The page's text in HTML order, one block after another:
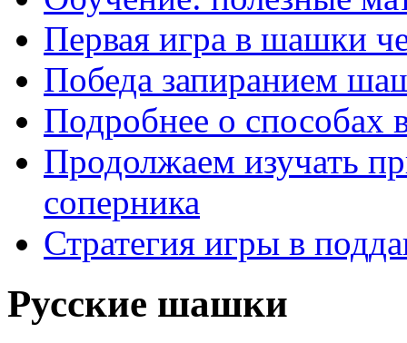
Первая игра в шашки
Победа запиранием
Подробнее о способах
Продолжаем изучать
соперника
Стратегия игры в
Русские шашки